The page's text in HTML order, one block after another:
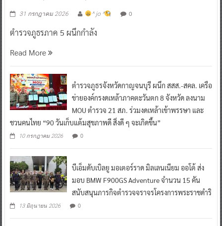
31 กรกฎาคม 2026 ^ jo ^ 0
ตำรวจภูธรภาค 5 ผนึกกำลัง
Read More
ตำรวจภูธรจังหวัดกาญจนบุรี ผนึก สสส.-สคล. เครือ
ข่ายองค์กรงดเหล้าภาคตะวันตก 8 จังหวัด ลงนาม
MOU ตำรวจ 21 สภ. ร่วมงดเหล้าเข้าพรรษา และ
ชวนคนไทย “90 วันเก็บแต้มสุขภาพดี สิ่งดี ๆ จะเกิดขึ้น”
10 กรกฎาคม 2026 0
บีเอ็มดับเบิลยู มอเตอร์ราด มิลเลนเนียม ออโต้ ส่ง
มอบ BMW F900GS Adventure จำนวน 15 คัน
สนับสนุนภารกิจตำรวจจราจรโครงการพระราชดำริ
13 มิถุนายน 2026 0